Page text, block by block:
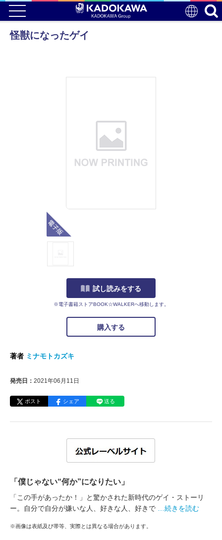
怪獣になったゲイ
試し読みをする
※電子書籍ストアBOOK☆WALKERへ移動します。
購入する
著者 ミナモトカズキ
発売日： 2021年06月11日
ポスト シェア 送る
「僕じゃない“何か”になりたい」
「この手があったか！」と驚かされた新時代のゲイ・ストーリ
ー。自分で自分が嫌いな人、好きな人、好きで
…続きを読む
※画像は表紙及び帯等、実際とは異なる場合があります。